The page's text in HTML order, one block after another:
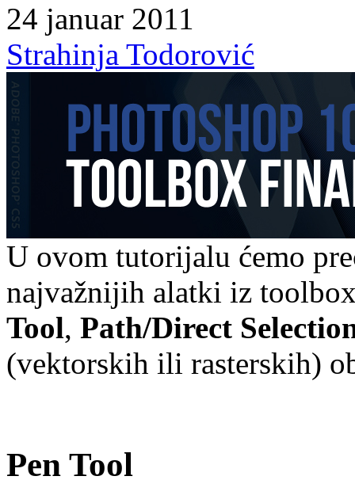
24 januar 2011
Strahinja Todorović
U ovom tutorijalu ćemo
najvažnijih alatki iz
Tool, Path/Direct
(vektorskih ili rasterskih)
Pen Tool